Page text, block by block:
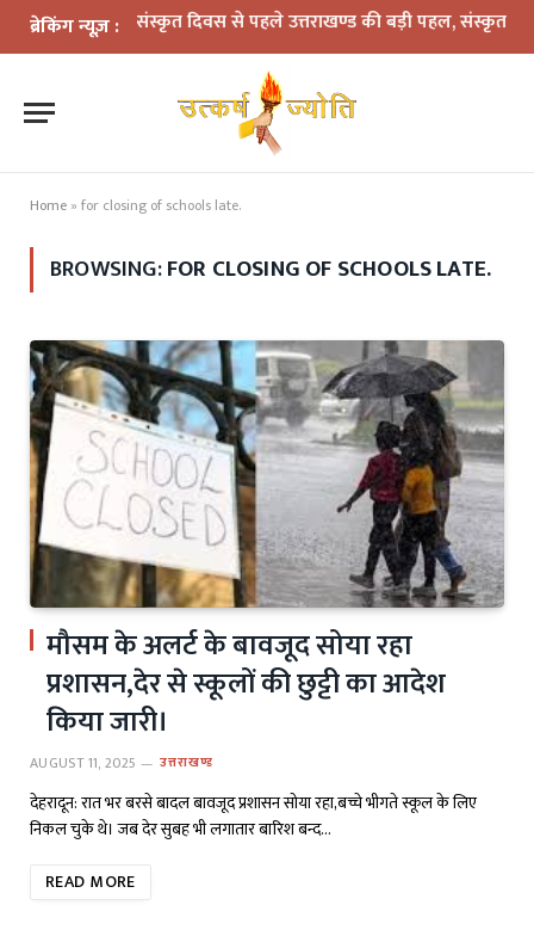
ब्रेकिंग न्यूज़ :
विश्व संस्कृत दिवस से पहले उत्तराखण्ड की बड़ी पहल, संस्कृत को मिला
Home » for closing of schools late.
BROWSING:FOR CLOSING OF SCHOOLS LATE.
मौसम के अलर्ट के बावजूद सोया रहा
प्रशासन,देर से स्कूलों की छुट्टी का आदेश
किया जारी।
AUGUST 11, 2025 उत्तराखण्ड
देहरादून: रात भर बरसे बादल बावजूद प्रशासन सोया रहा,बच्चे भीगते स्कूल के लिए
निकल चुके थे। जब देर सुबह भी लगातार बारिश बन्द…
READ MORE